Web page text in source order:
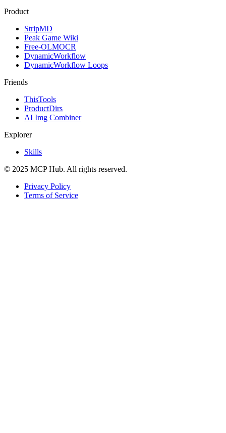
Product
StripMD
Peak Game Wiki
Free-OLMOCR
DynamicWorkflow
DynamicWorkflow Loops
Friends
ThisTools
ProductDirs
AI Img Combiner
Explorer
Skills
© 2025 MCP Hub. All rights reserved.
Privacy Policy
Terms of Service